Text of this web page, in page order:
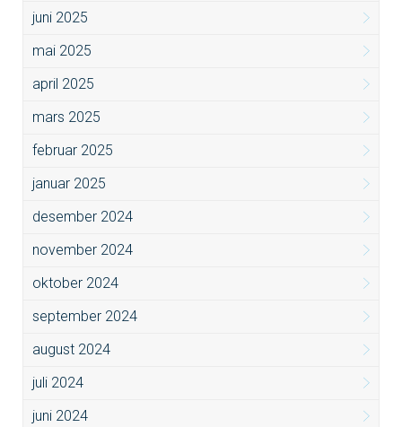
juni 2025
mai 2025
april 2025
mars 2025
februar 2025
januar 2025
desember 2024
november 2024
oktober 2024
september 2024
august 2024
juli 2024
juni 2024